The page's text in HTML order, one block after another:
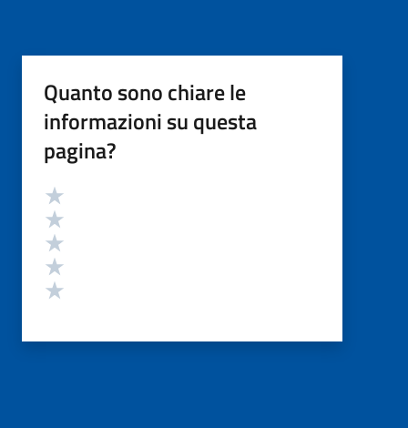
Quanto sono chiare le
informazioni su questa
pagina?
Valutazione